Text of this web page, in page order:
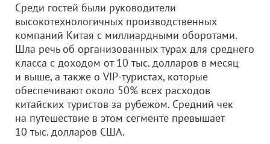
Среди гостей были руководители
высокотехнологичных производственных
компаний Китая с миллиардными оборотами.
Шла речь об организованных турах для среднего
класса с доходом от 10 тыс. долларов в месяц
и выше, а также о VIP-туристах, которые
обеспечивают около 50% всех расходов
китайских туристов за рубежом. Средний чек
на путешествие в этом сегменте превышает
10 тыс. долларов США.